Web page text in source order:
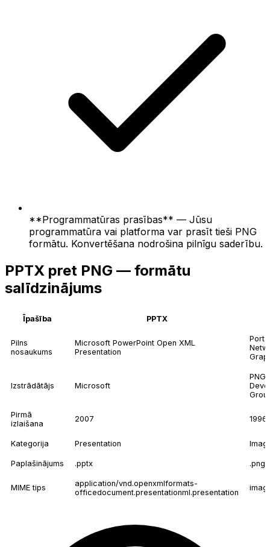
**Programmatūras prasības** — Jūsu
programmatūra vai platforma var prasīt tieši PNG
formātu. Konvertēšana nodrošina pilnīgu saderību.
PPTX pret PNG — formātu
salīdzinājums
Īpašība PPTX
Pilns
nosaukums
Microsoft PowerPoint Open XML
Presentation
Izstrādātājs Microsoft
PNG
Pirmā
izlaišana
2007 1996
Kategorija Presentation
Paplašinājums .pptx .png
MIME tips
application/vnd.openxmlformats-
officedocument.presentationml.presentation